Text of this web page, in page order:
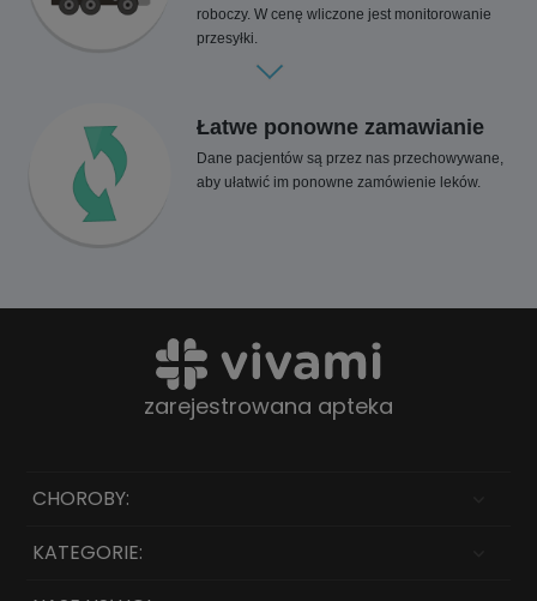
roboczy. W cenę wliczone jest monitorowanie
przesyłki.
Łatwe ponowne zamawianie
Dane pacjentów są przez nas przechowywane,
aby ułatwić im ponowne zamówienie leków.
zarejestrowana apteka
CHOROBY:
KATEGORIE: